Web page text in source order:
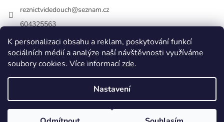
K personalizaci obsahu a reklam, poskytování funkcí
sociálních médií a analýze naší návštěvnosti využíváme
soubory cookies. Více informacízde.
Nastavení
reznictvidedouch@seznam.cz
604325563
Copyright 2026ŘEZNICTVÍ DĚDOUCH, s.r.o.. Všechna práva